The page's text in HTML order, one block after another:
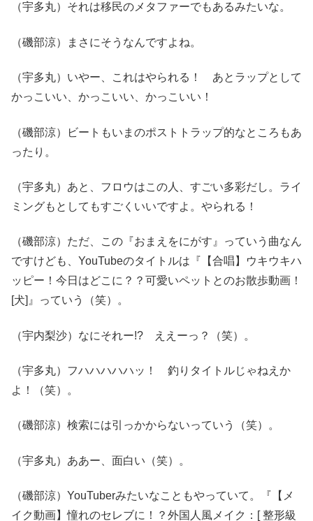
（宇多丸）それは移民のメタファーでもあるみたいな。
（磯部涼）まさにそうなんですよね。
（宇多丸）いやー、これはやられる！ あとラップとして
かっこいい、かっこいい、かっこいい！
（磯部涼）ビートもいまのポストトラップ的なところもあ
ったり。
（宇多丸）あと、フロウはこの人、すごい多彩だし。ライ
ミングもとしてもすごくいいですよ。やられる！
（磯部涼）ただ、この『おまえをにがす』っていう曲なん
ですけども、YouTubeのタイトルは『【合唱】ウキウキハ
ッピー！今日はどこに？？可愛いペットとのお散歩動画！
[犬]』っていう（笑）。
（宇内梨沙）なにそれー!? ええーっ？（笑）。
（宇多丸）フハハハハハッ！ 釣りタイトルじゃねえか
よ！（笑）。
（磯部涼）検索には引っかからないっていう（笑）。
（宇多丸）ああー、面白い（笑）。
（磯部涼）YouTuberみたいなこともやっていて。『【メ
イク動画】憧れのセレブに！？外国人風メイク：[ 整形級